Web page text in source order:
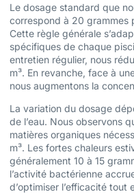
Le dosage standard que
correspond à 20 grammes
Cette règle générale
spécifiques de chaque
entretien régulier, nous
m³. En revanche, face à
nous augmentons la
La variation du dosage
de l’eau. Nous observons
matières organiques
m³. Les fortes chaleurs
généralement 10 à 15
l’activité bactérienne
d’optimiser l’efficacité tout